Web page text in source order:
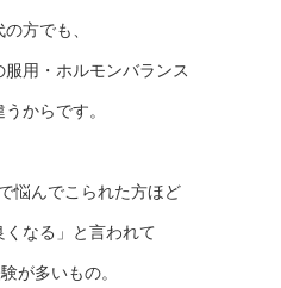
方でも、
用・ホルモンバランス
からです。
悩んでこられた方ほど
くなる」と言われて
が多いもの。